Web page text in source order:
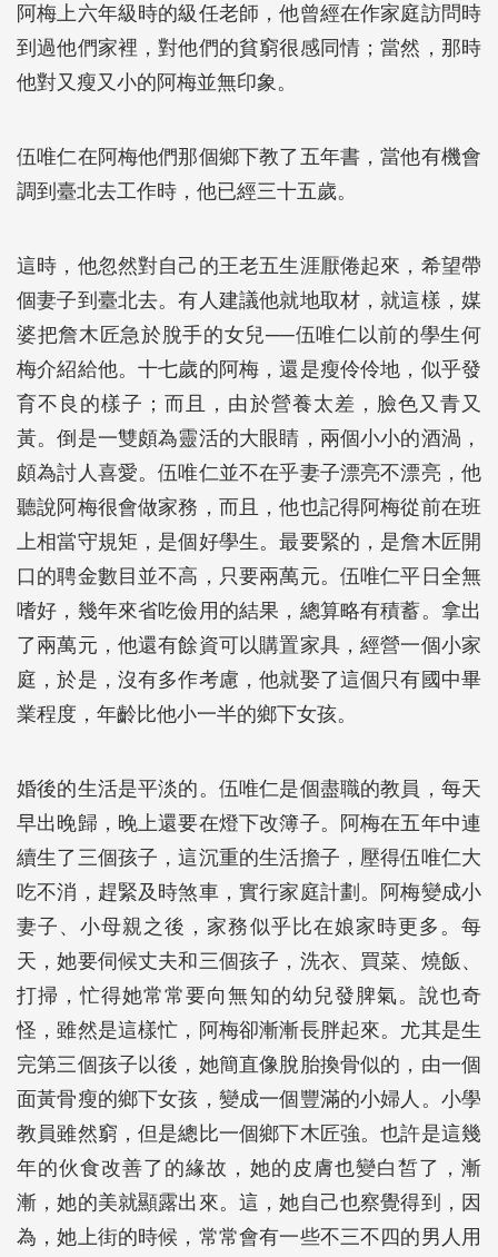
阿梅上六年級時的級任老師，他曾經在作家庭訪問時
到過他們家裡，對他們的貧窮很感同情；當然，那時
他對又瘦又小的阿梅並無印象。
伍唯仁在阿梅他們那個鄉下教了五年書，當他有機會
調到臺北去工作時，他已經三十五歲。
這時，他忽然對自己的王老五生涯厭倦起來，希望帶
個妻子到臺北去。有人建議他就地取材，就這樣，媒
婆把詹木匠急於脫手的女兒──伍唯仁以前的學生何
梅介紹給他。十七歲的阿梅，還是瘦伶伶地，似乎發
育不良的樣子；而且，由於營養太差，臉色又青又
黃。倒是一雙頗為靈活的大眼睛，兩個小小的酒渦，
頗為討人喜愛。伍唯仁並不在乎妻子漂亮不漂亮，他
聽說阿梅很會做家務，而且，他也記得阿梅從前在班
上相當守規矩，是個好學生。最要緊的，是詹木匠開
口的聘金數目並不高，只要兩萬元。伍唯仁平日全無
嗜好，幾年來省吃儉用的結果，總算略有積蓄。拿出
了兩萬元，他還有餘資可以購置家具，經營一個小家
庭，於是，沒有多作考慮，他就娶了這個只有國中畢
業程度，年齡比他小一半的鄉下女孩。
婚後的生活是平淡的。伍唯仁是個盡職的教員，每天
早出晚歸，晚上還要在燈下改簿子。阿梅在五年中連
續生了三個孩子，這沉重的生活擔子，壓得伍唯仁大
吃不消，趕緊及時煞車，實行家庭計劃。阿梅變成小
妻子、小母親之後，家務似乎比在娘家時更多。每
天，她要伺候丈夫和三個孩子，洗衣、買菜、燒飯、
打掃，忙得她常常要向無知的幼兒發脾氣。說也奇
怪，雖然是這樣忙，阿梅卻漸漸長胖起來。尤其是生
完第三個孩子以後，她簡直像脫胎換骨似的，由一個
面黃骨瘦的鄉下女孩，變成一個豐滿的小婦人。小學
教員雖然窮，但是總比一個鄉下木匠強。也許是這幾
年的伙食改善了的緣故，她的皮膚也變白皙了，漸
漸，她的美就顯露出來。這，她自己也察覺得到，因
為，她上街的時候，常常會有一些不三不四的男人用